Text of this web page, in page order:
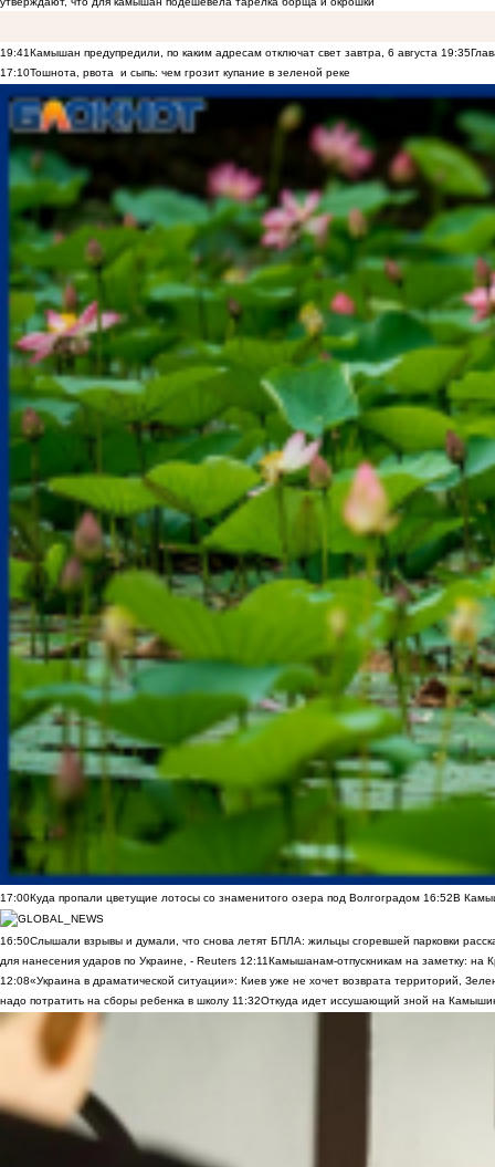
19:41Камышан предупредили, по каким адресам отключат свет завтра, 6 августа 19:35
17:10Тошнота, рвота и сыпь: чем грозит купание в зеленой реке
17:00Куда пропали цветущие лотосы со знаменитого озера под Волгоградом 16:52В
16:50Слышали взрывы и думали, что снова летят БПЛА: жильцы сгоревшей парковки
для нанесения ударов по Украине, - Reuters 12:11Камышанам-отпускникам на заметку: на
12:08«Украина в драматической ситуации»: Киев уже не хочет возврата территорий,
надо потратить на сборы ребенка в школу 11:32Откуда идет иссушающий зной на